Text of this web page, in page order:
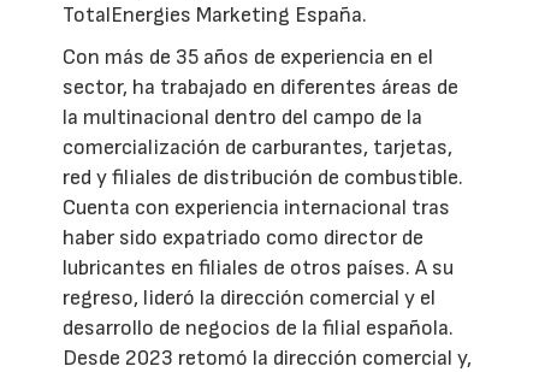
TotalEnergies Marketing España.
Con más de 35 años de experiencia en el
sector, ha trabajado en diferentes áreas de
la multinacional dentro del campo de la
comercialización de carburantes, tarjetas,
red y filiales de distribución de combustible.
Cuenta con experiencia internacional tras
haber sido expatriado como director de
lubricantes en filiales de otros países. A su
regreso, lideró la dirección comercial y el
desarrollo de negocios de la filial española.
Desde 2023 retomó la dirección comercial y,